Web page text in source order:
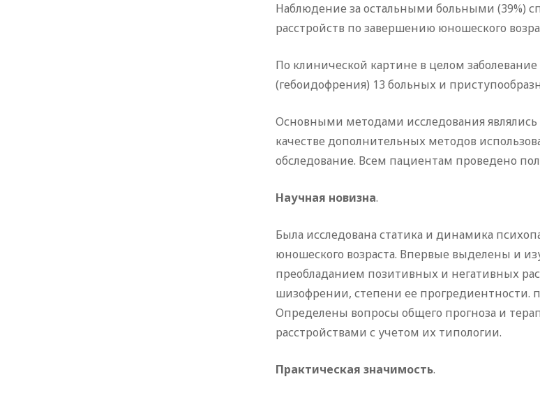
Наблюдение за остальными больными (39%)
расстройств по завершению юношеского
По клинической картине в целом
(гебоидофрения) 13 больных и
Основными методами исследования
качестве дополнительных методов
обследование. Всем пациентам проведено
Научная новизна.
Была исследована статика и динамика
юношеского возраста. Впервые выделены и
преобладанием позитивных и негативных
шизофрении, степени ее прогредиентности.
Определены вопросы общего прогноза и
расстройствами с учетом их типологии.
Практическая значимость.